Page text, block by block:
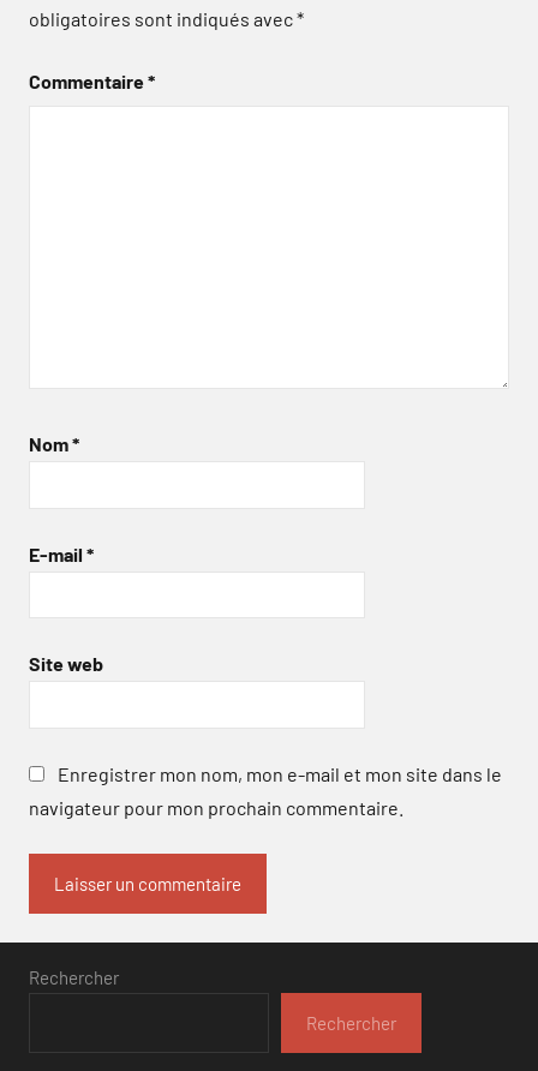
obligatoires sont indiqués avec*
Commentaire*
Nom*
E-mail *
Site web
Enregistrer mon nom, mon e-mail et mon site dans le
navigateur pour mon prochain commentaire.
Rechercher
Rechercher